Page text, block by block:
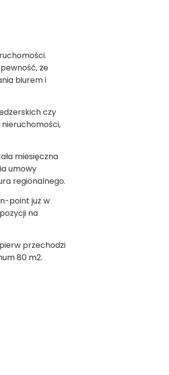
że
biurem i
czy
nieruchomości,
miesięczna
umowy
regionalnego.
point już w
na
przechodzi
80 m2.